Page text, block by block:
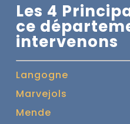
Les 4
ce
intervenons
Langogne
Marvejols
Mende